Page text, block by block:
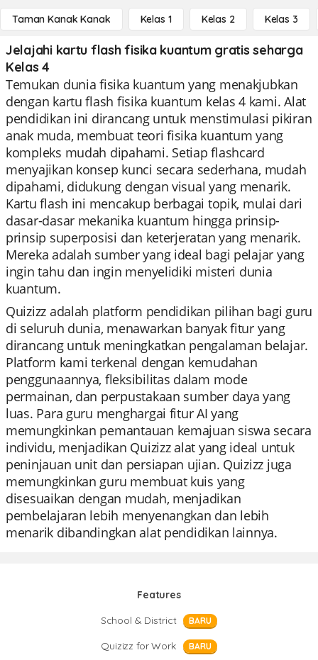
Taman Kanak Kanak Kelas 1 Kelas 2 Kelas 3
Jelajahi kartu flash fisika kuantum gratis seharga
Kelas 4
Temukan dunia fisika kuantum yang menakjubkan
dengan kartu flash fisika kuantum kelas 4 kami. Alat
pendidikan ini dirancang untuk menstimulasi pikiran
anak muda, membuat teori fisika kuantum yang
kompleks mudah dipahami. Setiap flashcard
menyajikan konsep kunci secara sederhana, mudah
dipahami, didukung dengan visual yang menarik.
Kartu flash ini mencakup berbagai topik, mulai dari
dasar-dasar mekanika kuantum hingga prinsip-
prinsip superposisi dan keterjeratan yang menarik.
Mereka adalah sumber yang ideal bagi pelajar yang
ingin tahu dan ingin menyelidiki misteri dunia
kuantum.
Quizizz adalah platform pendidikan pilihan bagi guru
di seluruh dunia, menawarkan banyak fitur yang
dirancang untuk meningkatkan pengalaman belajar.
Platform kami terkenal dengan kemudahan
penggunaannya, fleksibilitas dalam mode
permainan, dan perpustakaan sumber daya yang
luas. Para guru menghargai fitur AI yang
memungkinkan pemantauan kemajuan siswa secara
individu, menjadikan Quizizz alat yang ideal untuk
peninjauan unit dan persiapan ujian. Quizizz juga
memungkinkan guru membuat kuis yang
disesuaikan dengan mudah, menjadikan
pembelajaran lebih menyenangkan dan lebih
menarik dibandingkan alat pendidikan lainnya.
Features
School & District
BARU
Quizizz for Work BARU